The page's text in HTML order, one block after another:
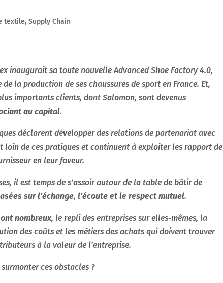
textile,Supply Chain
inaugurait sa toute nouvelle Advanced Shoe Factory 4.0,
la production de ses chaussures de sport en France. Et,
importants clients, dont Salomon, sont devenus
au capital.
déclarent développer des relations de partenariat avec
loin de ces pratiques et continuent à exploiter les rapport de
en leur faveur.
il est temps de s’assoir autour de la table de bâtir de
sur l’échange, l’écoute et le respect mutuel.
nombreux, le repli des entreprises sur elles-mêmes, la
des coûts et les métiers des achats qui doivent trouver
à la valeur de l’entreprise.
ces obstacles ?